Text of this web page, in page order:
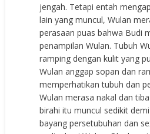
jengah. Tetapi entah
lain yang muncul, Wulan
perasaan puas bahwa Budi
penampilan Wulan. Tubuh
ramping dengan kulit yang
Wulan anggap sopan dan
memperhatikan tubuh dan
Wulan merasa nakal dan
birahi itu muncul sedikit
bayang persetubuhan dan